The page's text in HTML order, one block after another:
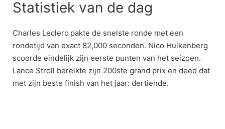
Statistiek van de dag
Charles Leclerc pakte de snelste ronde met een
rondetijd van exact 82,000 seconden. Nico Hulkenberg
scoorde eindelijk zijn eerste punten van het seizoen.
Lance Stroll bereikte zijn 200ste grand prix en deed dat
met zijn beste finish van het jaar: dertiende.